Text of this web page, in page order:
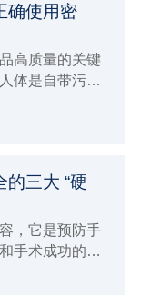
确使用密
高质量的关键
体是自带污染
发等污染物损
三大 “硬
，它是预防手
手术成功的必